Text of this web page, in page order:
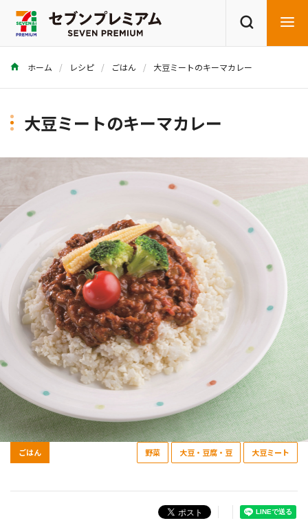
商品を探す
ホーム レシピ ごはん 大豆ミートのキーマカレー
大豆ミートのキーマカレー
ごはん 野菜 大豆・豆腐・豆 大豆ミート